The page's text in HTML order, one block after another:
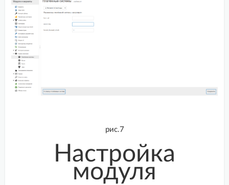
рис.7
Настройка
модуля